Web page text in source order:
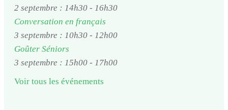
2 septembre : 14h30 - 16h30
Conversation en français
3 septembre : 10h30 - 12h00
Goûter Séniors
3 septembre : 15h00 - 17h00
Voir tous les événements